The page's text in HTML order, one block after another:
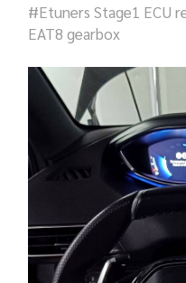
#Etuners Stage1 ECU
EAT8 gearbox